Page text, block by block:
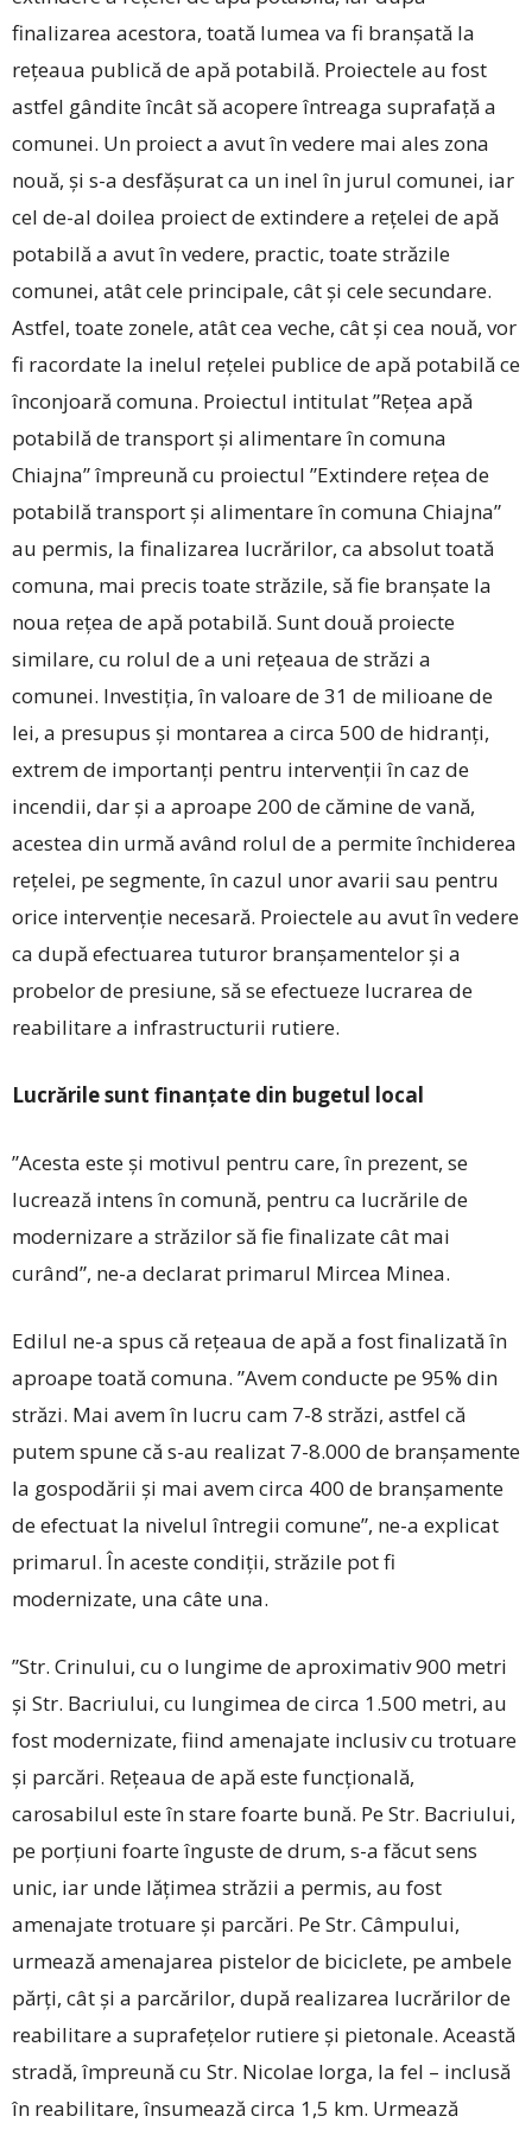
finalizarea acestora, toată lumea va fi branșată la
rețeaua publică de apă potabilă. Proiectele au fost
astfel gândite încât să acopere întreaga suprafață a
comunei. Un proiect a avut în vedere mai ales zona
nouă, și s-a desfășurat ca un inel în jurul comunei, iar
cel de-al doilea proiect de extindere a rețelei de apă
potabilă a avut în vedere, practic, toate străzile
comunei, atât cele principale, cât și cele secundare.
Astfel, toate zonele, atât cea veche, cât și cea nouă, vor
fi racordate la inelul rețelei publice de apă potabilă ce
înconjoară comuna. Proiectul intitulat ”Rețea apă
potabilă de transport și alimentare în comuna
Chiajna” împreună cu proiectul ”Extindere rețea de
potabilă transport și alimentare în comuna Chiajna”
au permis, la finalizarea lucrărilor, ca absolut toată
comuna, mai precis toate străzile, să fie branșate la
noua rețea de apă potabilă. Sunt două proiecte
similare, cu rolul de a uni rețeaua de străzi a
comunei. Investiția, în valoare de 31 de milioane de
lei, a presupus și montarea a circa 500 de hidranți,
extrem de importanți pentru intervenții în caz de
incendii, dar și a aproape 200 de cămine de vană,
acestea din urmă având rolul de a permite închiderea
rețelei, pe segmente, în cazul unor avarii sau pentru
orice intervenție necesară. Proiectele au avut în vedere
ca după efectuarea tuturor branșamentelor și a
probelor de presiune, să se efectueze lucrarea de
reabilitare a infrastructurii rutiere.
Lucrările sunt finanțate din bugetul local
”Acesta este și motivul pentru care, în prezent, se
lucrează intens în comună, pentru ca lucrările de
modernizare a străzilor să fie finalizate cât mai
curând”, ne-a declarat primarul Mircea ­Minea.
Edilul ne-a spus că rețeaua de apă a fost finalizată în
aproape toată comuna. ”Avem conducte pe 95% din
străzi. Mai avem în lucru cam 7-8 străzi, astfel că
putem spune că s-au realizat 7-8.000 de branșamente
la gospodării și mai avem circa 400 de branșamente
de efectuat la nivelul întregii comune”, ne-a explicat
primarul. În aceste condiții, străzile pot fi
modernizate, una câte una.
”Str. Crinului, cu o lungime de aproximativ 900 metri
și Str. Bacriului, cu lungimea de circa 1.500 metri, au
fost modernizate, fiind amenajate inclusiv cu trotuare
și parcări. Rețeaua de apă este funcțională,
carosabilul este în stare foarte bună. Pe Str. Bacriului,
pe porțiuni foarte înguste de drum, s-a făcut sens
unic, iar unde lățimea străzii a permis, au fost
amenajate trotuare și parcări. Pe Str. Câmpului,
urmează amenajarea pistelor de biciclete, pe ambele
părți, cât și a parcărilor, după realizarea lucrărilor de
reabilitare a suprafețelor rutiere și pietonale. Această
stradă, împreună cu Str. Nicolae Iorga, la fel – inclusă
în reabilitare, însumează circa 1,5 km. Urmează